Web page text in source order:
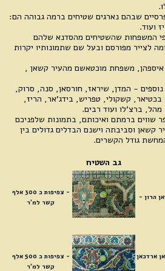
שבהם נארגים שטיחים ברמה גבוהה הם:
ועוד.
המשפחות שהשטיחים מהסדנא שלהם
לצייר מפורסם ובעל שם שתמונותיו יקרות
משפחת מוכטאשם מהעיר קשאן ,
נוספים - המדן, שיראז, חורסאן, סנה, סרוק,
בכטיאר, קשקולי, טפריש, בידג'אר, הריז,
ברצ'לו ועוד רבים.
שווים ברמתם ואיכותם, בתמונות שלפניכם
בעיר קשאן וסביבתה וישנם הבדלים גדולים בין
גודל הקשרים.
גב השטיח
הרון -
- צ
פיפות כ 300 אלף
קשר למ'ר
ארדכאן
- צ
פיפות כ 500 אלף
קשר למ'ר